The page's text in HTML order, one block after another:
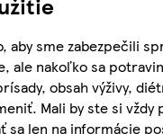
aby sme zabezpečili
ale nakoľko sa
obsah výživy,
Mali by ste si
sa len na informácie